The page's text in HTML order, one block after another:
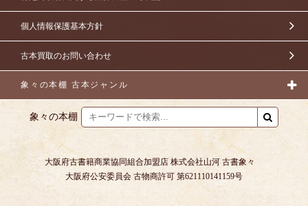
個人情報保護基本方針
古本買取のお問い合わせ
象々の本棚 古本ジャンル
象々の本棚
大阪府古書籍商業協同組合加盟店 株式会社山河 古書象々
大阪府公安委員会 古物商許可 第621110141159号